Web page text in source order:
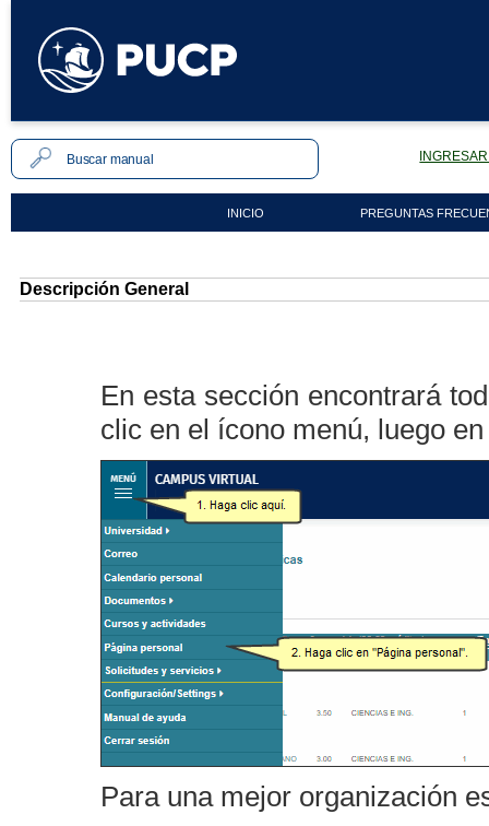
INICIO PREGUNTAS
Descripción General
En esta sección encontrará
clic en el ícono menú, luego
Para una mejor organización